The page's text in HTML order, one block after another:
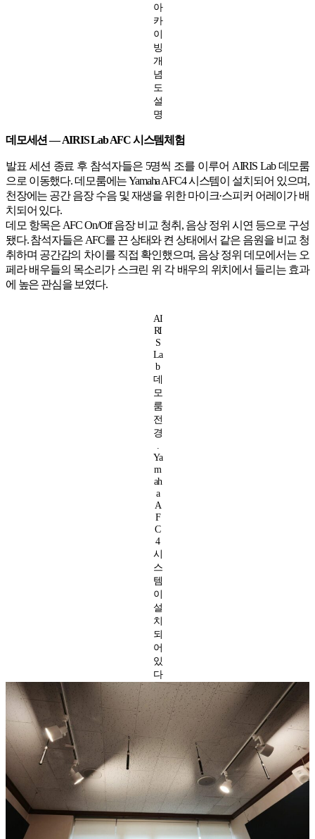
아
카
이
빙
개
념
도
설
명
데모세션 — AIRIS Lab AFC 시스템체험
발표 세션 종료 후 참석자들은 5명씩 조를 이루어 AIRIS Lab 데모룸
으로 이동했다. 데모룸에는 Yamaha AFC4 시스템이 설치되어 있으며,
천장에는 공간 음장 수음 및 재생을 위한 마이크·스피커 어레이가 배
치되어 있다.
데모 항목은 AFC On/Off 음장 비교 청취, 음상 정위 시연 등으로 구성
됐다. 참석자들은 AFC를 끈 상태와 켠 상태에서 같은 음원을 비교 청
취하며 공간감의 차이를 직접 확인했으며, 음상 정위 데모에서는 오
페라 배우들의 목소리가 스크린 위 각 배우의 위치에서 들리는 효과
에 높은 관심을 보였다.
AI
RI
S
La
b
데
모
룸
전
경
Ya
m
ah
a
A
F
C
4
시
스
템
이
설
치
되
어
있
다